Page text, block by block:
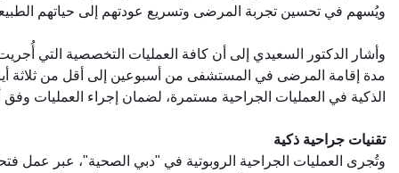
ويُسهم في تحسين تجربة المرضى وتسريع عودتهم إلى حياتهم
وأشار الدكتور السعيدي إلى أن كافة العمليات التخصصية التي
مدة إقامة المرضى في المستشفى من أسبوعين إلى أقل من ثلاثة
الذكية في العمليات الجراحية مستمرة، لضمان إجراء العمليات
تقنيات جراحية ذكية
وتُجرى العمليات الجراحية الروبوتية في "دبي الصحية"، عبر